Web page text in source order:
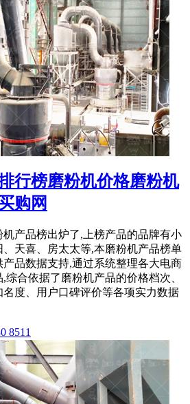
行榜磨粉机价格磨粉机
购网
机产品榜出炉了,上榜产品的品牌有小
天喜、房太太等,本磨粉机产品榜单
品数据支持,通过系统整理各大电商
综合依据了磨粉机产品的价格档次、
名度、用户口碑评价等各项实力数据
8511